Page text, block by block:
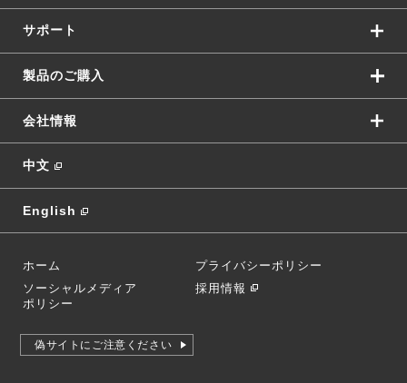
サポート
製品のご購入
会社情報
中文
English
ホーム
プライバシーポリシー
ソーシャルメディア
ポリシー
採用情報
偽サイトにご注意ください